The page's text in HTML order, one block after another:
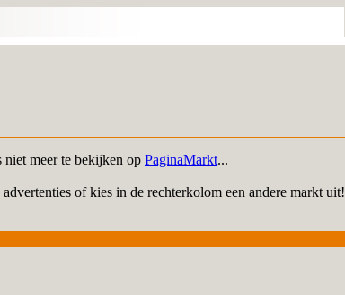
niet meer te bekijken op PaginaMarkt...
of kies in de rechterkolom een andere markt uit!